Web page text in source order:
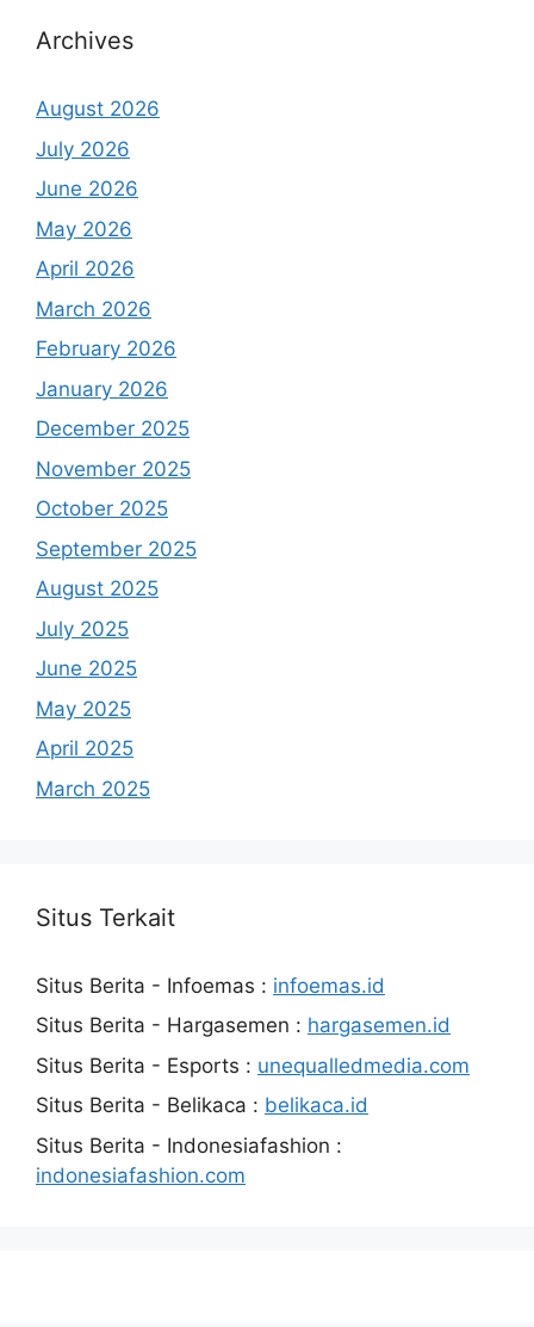
Archives
August 2026
July 2026
June 2026
May 2026
April 2026
March 2026
February 2026
January 2026
December 2025
November 2025
October 2025
September 2025
August 2025
July 2025
June 2025
May 2025
April 2025
March 2025
Situs Terkait
Situs Berita - Infoemas : infoemas.id
Situs Berita - Hargasemen : hargasemen.id
Situs Berita - Esports : unequalledmedia.com
Situs Berita - Belikaca : belikaca.id
Situs Berita - Indonesiafashion :
indonesiafashion.com